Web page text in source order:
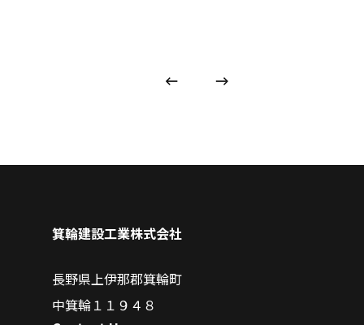
箕輪建設工業株式会社
長野県上伊那郡箕輪町
中箕輪１１９４８